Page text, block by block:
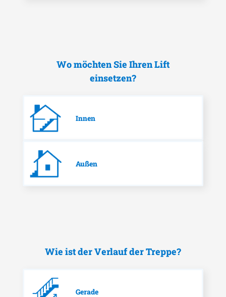
Wo möchten Sie Ihren Lift
einsetzen?
Innen
Außen
Wie ist der Verlauf der Treppe?
Gerade